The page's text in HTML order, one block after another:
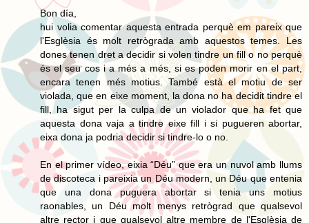
Bon día,
hui volia comentar aquesta entrada perquè em pareix que
l'Esglèsia és molt retrògrada amb aquestos temes. Les
dones tenen dret a decidir si volen tindre un fill o no perquè
és el seu cos i a més a més, si es poden morir en el part,
encara tenen més motius. També està el motiu de ser
violada, que en eixe moment, la dona no ha decidit tindre el
fill, ha sigut per la culpa de un violador que ha fet que
aquesta dona vaja a tindre eixe fill i si pugueren abortar,
eixa dona ja podria decidir si tindre-lo o no.
En el primer vídeo, eixia “Déu” que era un nuvol amb llums
de discoteca i pareixia un Déu modern, un Déu que entenia
que una dona puguera abortar si tenia uns motius
raonables, un Déu molt menys retrògrad que qualsevol
altre rector i que qualsevol altre membre de l'Esglèsia de